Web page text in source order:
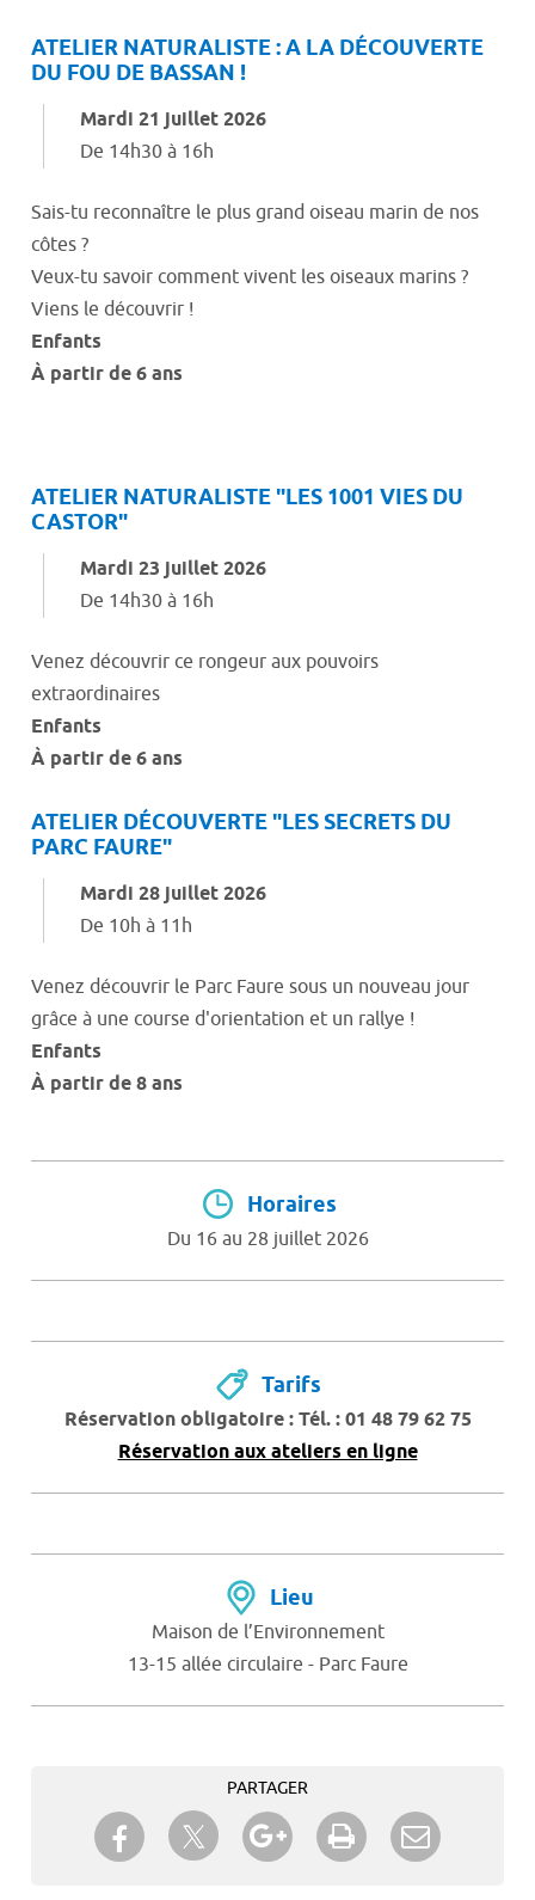
ATELIER NATURALISTE : A LA DÉCOUVERTE
DU FOU DE BASSAN !
Mardi 21 juillet 2026
De 14h30 à 16h
Sais-tu reconnaître le plus grand oiseau marin de nos
côtes ?
Veux-tu savoir comment vivent les oiseaux marins ?
Viens le découvrir !
Enfants
À partir de 6 ans
ATELIER NATURALISTE "LES 1001 VIES DU
CASTOR"
Mardi 23 juillet 2026
De 14h30 à 16h
Venez découvrir ce rongeur aux pouvoirs
extraordinaires
Enfants
À partir de 6 ans
ATELIER DÉCOUVERTE "LES SECRETS DU
PARC FAURE"
Mardi 28 juillet 2026
De 10h à 11h
Venez découvrir le Parc Faure sous un nouveau jour
grâce à une course d'orientation et un rallye !
Enfants
À partir de 8 ans
Horaires
Du 16 au 28 juillet 2026
Tarifs
Réservation obligatoire : Tél. : 01 48 79 62 75
Réservation aux ateliers en ligne
Lieu
Maison de l’Environnement
13-15 allée circulaire - Parc Faure
PARTAGER
Partager sur Facebook
Partager sur TwitterPartager sur Google+
Imprimer